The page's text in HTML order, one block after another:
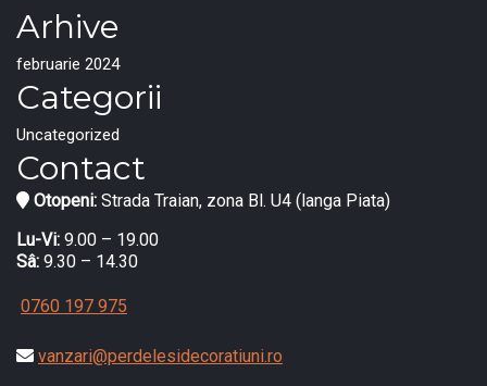
Arhive
februarie 2024
Categorii
Uncategorized
Contact
Otopeni: Strada Traian, zona Bl. U4 (langa Piata)
Lu-Vi: 9.00 – 19.00
Sâ: 9.30 – 14.30
0760 197 975
vanzari@perdelesidecoratiuni.ro